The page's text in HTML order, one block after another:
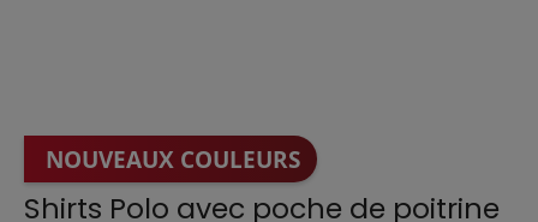
NOUVEAUX COULEURS
Shirts Polo avec poche de poitrine